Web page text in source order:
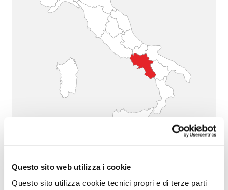
Questo sito web utilizza i cookie
Questo sito utilizza cookie tecnici propri e di terze parti